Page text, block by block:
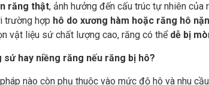
răng thật, ảnh hưởng đến cấu trúc tự nhiên của
trường hợp hô do xương hàm hoặc răng hô
vật liệu sứ chất lượng cao, răng có thể dễ bị
sứ hay niềng răng nếu răng bị hô?
nào còn phụ thuộc vào mức độ hô và nhu